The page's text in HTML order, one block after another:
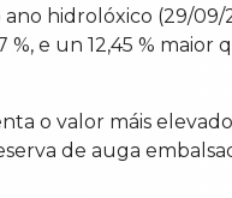
hidrolóxico (29/09/
e un 12,45 % maior
o valor máis
de auga